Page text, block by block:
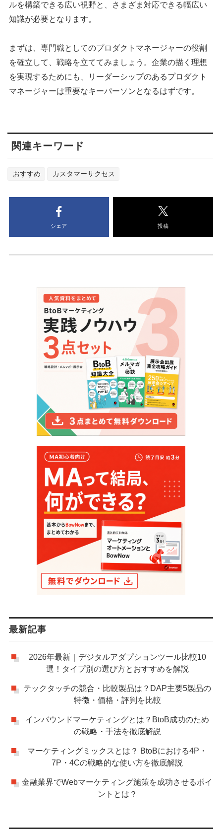
ルを構築できる広い視野と、さまざま対応できる幅広い
知識が必要となります。
まずは、専門職としてのプロダクトマネージャーの役割
を確立して、戦略を立ててみましょう。企業の描く理想
を実現するためにも、リーダーシップのあるプロダクト
マネージャーは重要なキーパーソンとなるはずです。
関連キーワード
おすすめ カスタマーサクセス
シェア 投稿
最新記事
2026年最新｜デジタルアダプションツール比較10
選！タイプ別の選び方とおすすめを解説
テックタッチの競合・比較製品は？DAP主要5製品の
特徴・価格・評判を比較
インバウンドマーケティングとは？BtoB成功のため
の戦略・手法を徹底解説
マーケティングミックスとは？ BtoBにおける4P・
7P・4Cの戦略的な使い方を徹底解説
金融業界でWebマーケティング施策を成功させるポイ
ントとは？